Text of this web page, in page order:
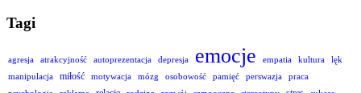
Tagi
agresja atrakcyjność autoprezentacja depresja emocje empatia kultura
lęk
manipulacja
miłość motywacja mózg osobowość pamięć perswazja
praca